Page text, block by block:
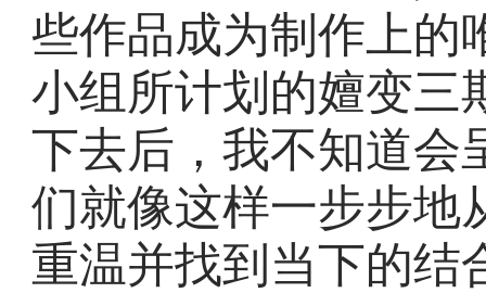
些作品成为制作上的
小组所计划的嬗变三
下去后，我不知道
们就像这样一步步地
重温并找到当下的